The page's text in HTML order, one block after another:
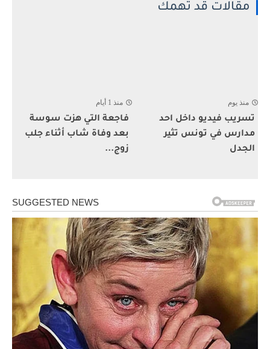
مقالات قد تهمك
منذ يوم
تسريب فيديو داخل احد
مدارس في تونس تثير
الجدل
منذ 1 أيام
فاجعة التي هزت سوسة
بعد وفاة شاب أثناء جلب
زوج...